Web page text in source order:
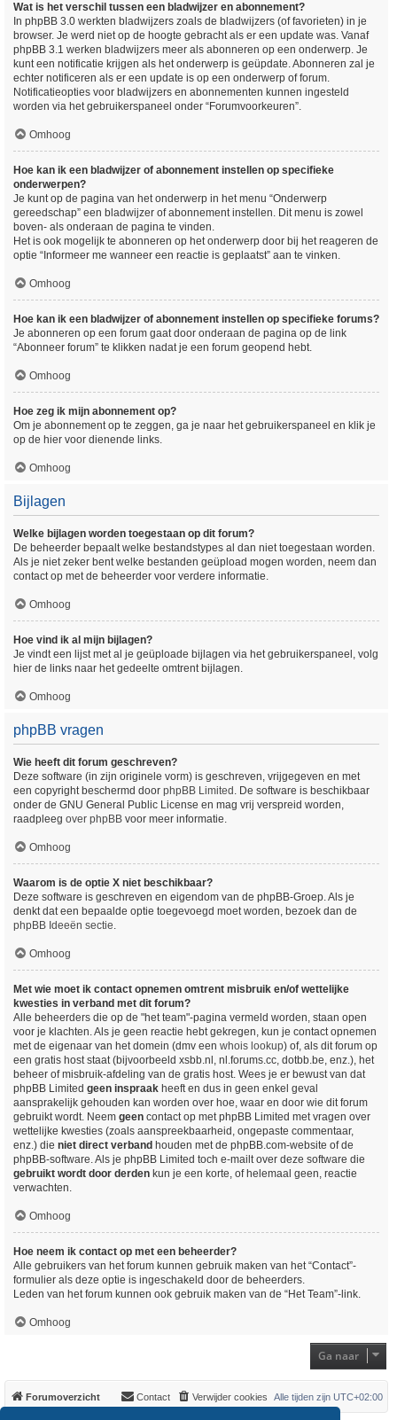
Wat is het verschil tussen een bladwijzer en abonnement?
In phpBB 3.0 werkten bladwijzers zoals de bladwijzers (of favorieten) in je
browser. Je werd niet op de hoogte gebracht als er een update was. Vanaf
phpBB 3.1 werken bladwijzers meer als abonneren op een onderwerp. Je
kunt een notificatie krijgen als het onderwerp is geüpdate. Abonneren zal je
echter notificeren als er een update is op een onderwerp of forum.
Notificatieopties voor bladwijzers en abonnementen kunnen ingesteld
worden via het gebruikerspaneel onder “Forumvoorkeuren”.
Omhoog
Hoe kan ik een bladwijzer of abonnement instellen op specifieke
onderwerpen?
Je kunt op de pagina van het onderwerp in het menu “Onderwerp
gereedschap” een bladwijzer of abonnement instellen. Dit menu is zowel
boven- als onderaan de pagina te vinden.
Het is ook mogelijk te abonneren op het onderwerp door bij het reageren de
optie “Informeer me wanneer een reactie is geplaatst” aan te vinken.
Omhoog
Hoe kan ik een bladwijzer of abonnement instellen op specifieke forums?
Je abonneren op een forum gaat door onderaan de pagina op de link
“Abonneer forum” te klikken nadat je een forum geopend hebt.
Omhoog
Hoe zeg ik mijn abonnement op?
Om je abonnement op te zeggen, ga je naar het gebruikerspaneel en klik je
op de hier voor dienende links.
Omhoog
Bijlagen
Welke bijlagen worden toegestaan op dit forum?
De beheerder bepaalt welke bestandstypes al dan niet toegestaan worden.
Als je niet zeker bent welke bestanden geüpload mogen worden, neem dan
contact op met de beheerder voor verdere informatie.
Omhoog
Hoe vind ik al mijn bijlagen?
Je vindt een lijst met al je geüploade bijlagen via het gebruikerspaneel, volg
hier de links naar het gedeelte omtrent bijlagen.
Omhoog
phpBB vragen
Wie heeft dit forum geschreven?
Deze software (in zijn originele vorm) is geschreven, vrijgegeven en met
een copyright beschermd door phpBB Limited . De software is beschikbaar
onder de GNU General Public License en mag vrij verspreid worden,
raadpleeg over phpBB voor meer informatie.
Omhoog
Waarom is de optie X niet beschikbaar?
Deze software is geschreven en eigendom van de phpBB-Groep. Als je
denkt dat een bepaalde optie toegevoegd moet worden, bezoek dan de
phpBB Ideeën sectie.
Omhoog
Met wie moet ik contact opnemen omtrent misbruik en/of wettelijke
kwesties in verband met dit forum?
Alle beheerders die op de "het team"-pagina vermeld worden, staan open
voor je klachten. Als je geen reactie hebt gekregen, kun je contact opnemen
met de eigenaar van het domein (dmv een whois lookup) of, als dit forum op
een gratis host staat (bijvoorbeeld xsbb.nl, nl.forums.cc, dotbb.be, enz.), het
beheer of misbruik-afdeling van de gratis host. Wees je er bewust van dat
phpBB Limited geen inspraak heeft en dus in geen enkel geval
aansprakelijk gehouden kan worden over hoe, waar en door wie dit forum
gebruikt wordt. Neem geen contact op met phpBB Limited met vragen over
wettelijke kwesties (zoals aanspreekbaarheid, ongepaste commentaar,
enz.) die niet direct verband houden met de phpBB.com-website of de
phpBB-software. Als je phpBB Limited toch e-mailt over deze software die
gebruikt wordt door derden kun je een korte, of helemaal geen, reactie
verwachten.
Omhoog
Hoe neem ik contact op met een beheerder?
Alle gebruikers van het forum kunnen gebruik maken van het “Contact”-
formulier als deze optie is ingeschakeld door de beheerders.
Leden van het forum kunnen ook gebruik maken van de “Het Team”-link.
Omhoog
Ga naar
Forumoverzicht Alle tijden zijn UTC+02:00
Verwijder cookies
Contact